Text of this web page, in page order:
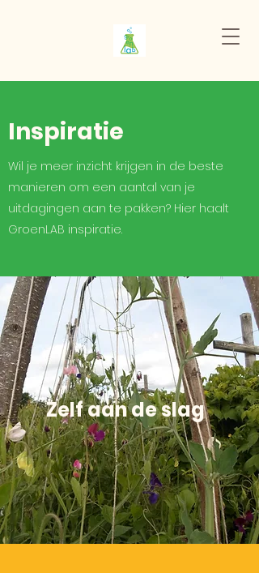
Inspiratie
Wil je meer inzicht krijgen in de beste
manieren om een aantal van je
uitdagingen aan te pakken? Hier haalt
GroenLAB inspiratie.
Zelf aan de slag